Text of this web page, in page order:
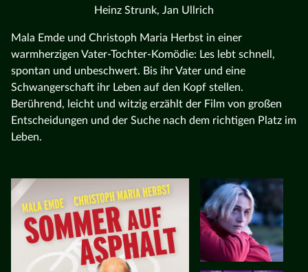
Heinz Strunk, Jan Ullrich
Mala Emde und Christoph Maria Herbst in einer
warmherzigen Vater-Tochter-Komödie: Les lebt schnell,
spontan und unbeschwert. Bis ihr Vater und eine
Schwangerschaft ihr Leben auf den Kopf stellen.
Berührend, leicht und witzig erzählt der Film von großen
Entscheidungen und der Suche nach dem richtigen Platz im
Leben.